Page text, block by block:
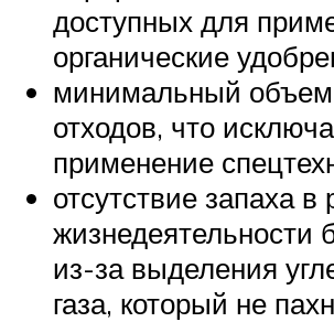
доступных для
органические
минимальный
отходов, что
применение
отсутствие запаха в
жизнедеятельности
из-за выделения
газа, который не